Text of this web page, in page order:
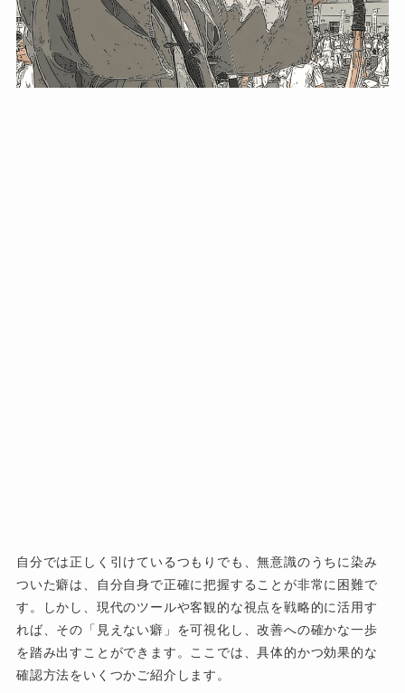
自分では正しく引けているつもりでも、無意識のうちに染み
ついた癖は、自分自身で正確に把握することが非常に困難で
す。しかし、現代のツールや客観的な視点を戦略的に活用す
れば、その「見えない癖」を可視化し、改善への確かな一歩
を踏み出すことができます。ここでは、具体的かつ効果的な
確認方法をいくつかご紹介します。